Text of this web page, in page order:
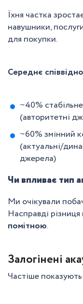
Їхня частка
навушники,
для покупки.
Середнє
~40%
(авторитетні
~60% змінний
(актуальні/
джерела)
Чи впливає тип
Ми очікували
Насправді різниця
помітною.
Залогінені
Частіше